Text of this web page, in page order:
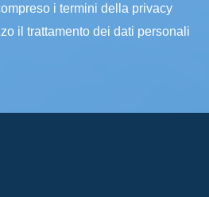
i termini della privacy
il trattamento dei dati personali